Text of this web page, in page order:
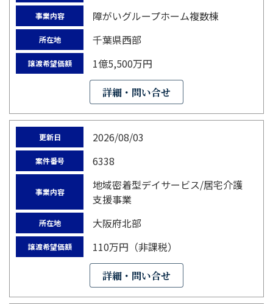
事業内容 障がいグループホーム複数棟
所在地 千葉県西部
譲渡希望価額 1億5,500万円
詳細・問い合せ
更新日 2026/08/03
案件番号 6338
事業内容
地域密着型デイサービス/居宅介護
支援事業
所在地 大阪府北部
譲渡希望価額 110万円（非課税）
詳細・問い合せ